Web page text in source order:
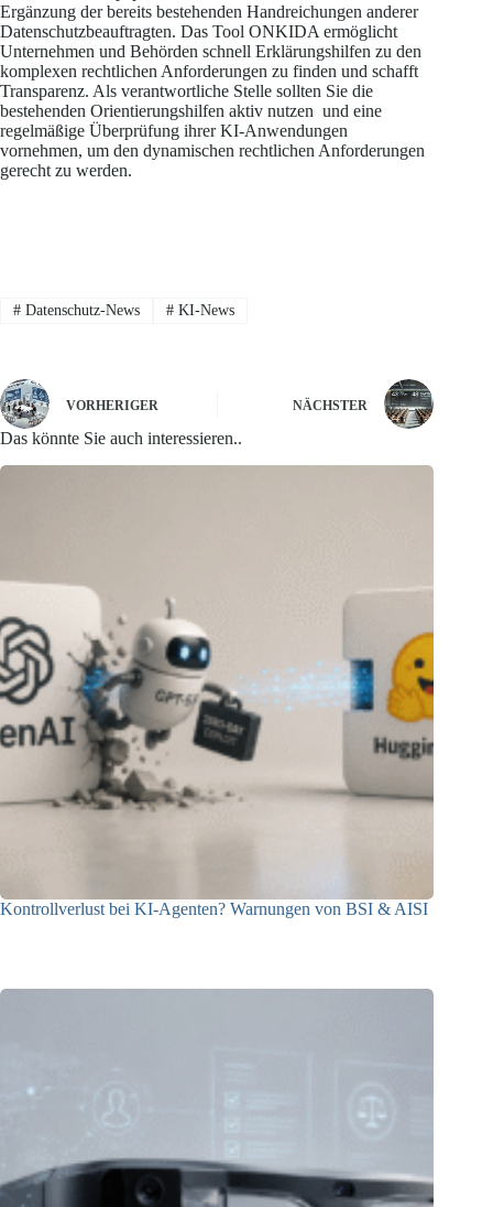
Ergänzung der bereits bestehenden Handreichungen anderer
Datenschutzbeauftragten. Das Tool ONKIDA ermöglicht
Unternehmen und Behörden schnell Erklärungshilfen zu den
komplexen rechtlichen Anforderungen zu finden und schafft
Transparenz. Als verantwortliche Stelle sollten Sie die
bestehenden Orientierungshilfen aktiv nutzen und eine
regelmäßige Überprüfung ihrer KI-Anwendungen
vornehmen, um den dynamischen rechtlichen Anforderungen
gerecht zu werden.
#Datenschutz-News #KI-News
VORHERIGER NÄCHSTER
Das könnte Sie auch interessieren..
Kontrollverlust bei KI-Agenten? Warnungen von BSI & AISI